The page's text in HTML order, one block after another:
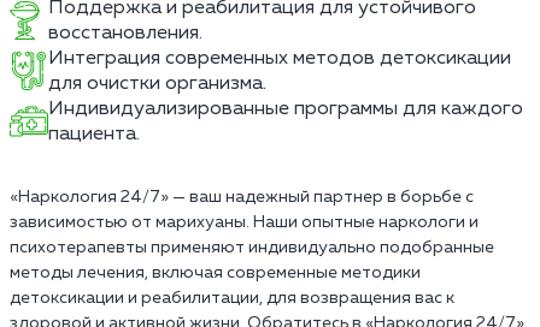
Поддержка и реабилитация для устойчивого
восстановления.
Интеграция современных методов детоксикации
для очистки организма.
Индивидуализированные программы для каждого
пациента.
«Наркология 24/7» — ваш надежный партнер в борьбе с
зависимостью от марихуаны. Наши опытные наркологи и
психотерапевты применяют индивидуально подобранные
методы лечения, включая современные методики
детоксикации и реабилитации, для возвращения вас к
здоровой и активной жизни. Обратитесь в «Наркология 24/7»